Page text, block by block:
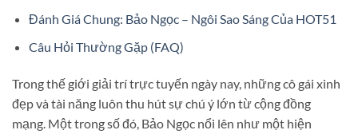
Đánh Giá Chung: Bảo Ngọc – Ngôi Sao Sáng Của HOT51
Câu Hỏi Thường Gặp (FAQ)
Trong thế giới giải trí trực tuyến ngày nay, những cô gái xinh
đẹp và tài năng luôn thu hút sự chú ý lớn từ cộng đồng
mạng. Một trong số đó, Bảo Ngọc nổi lên như một hiện